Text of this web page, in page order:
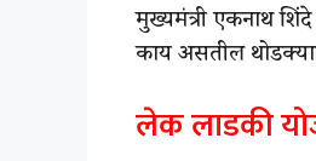
मुख्यमंत्री एकनाथ
काय असतील
लेक लाडकी